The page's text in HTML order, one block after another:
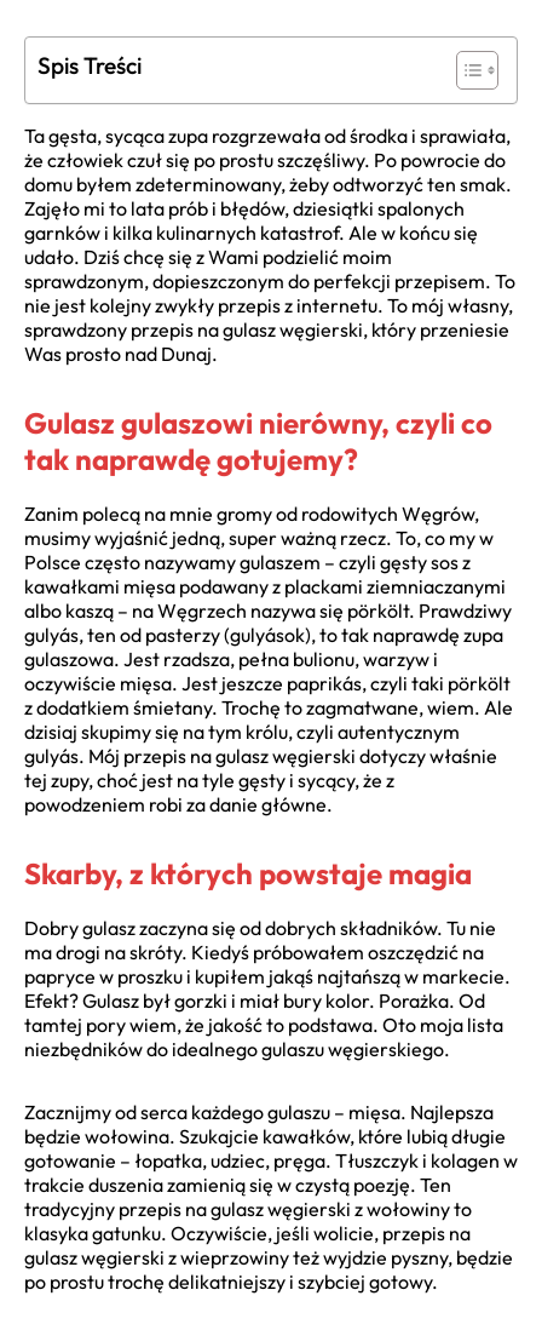
Spis Treści
Ta gęsta, sycąca zupa rozgrzewała od środka i sprawiała,
że człowiek czuł się po prostu szczęśliwy. Po powrocie do
domu byłem zdeterminowany, żeby odtworzyć ten smak.
Zajęło mi to lata prób i błędów, dziesiątki spalonych
garnków i kilka kulinarnych katastrof. Ale w końcu się
udało. Dziś chcę się z Wami podzielić moim
sprawdzonym, dopieszczonym do perfekcji przepisem. To
nie jest kolejny zwykły przepis z internetu. To mój własny,
sprawdzony przepis na gulasz węgierski, który przeniesie
Was prosto nad Dunaj.
Gulasz gulaszowi nierówny, czyli co
tak naprawdę gotujemy?
Zanim polecą na mnie gromy od rodowitych Węgrów,
musimy wyjaśnić jedną, super ważną rzecz. To, co my w
Polsce często nazywamy gulaszem – czyli gęsty sos z
kawałkami mięsa podawany z plackami ziemniaczanymi
albo kaszą – na Węgrzech nazywa się pörkölt. Prawdziwy
gulyás, ten od pasterzy (gulyások), to tak naprawdę zupa
gulaszowa. Jest rzadsza, pełna bulionu, warzyw i
oczywiście mięsa. Jest jeszcze paprikás, czyli taki pörkölt
z dodatkiem śmietany. Trochę to zagmatwane, wiem. Ale
dzisiaj skupimy się na tym królu, czyli autentycznym
gulyás. Mój przepis na gulasz węgierski dotyczy właśnie
tej zupy, choć jest na tyle gęsty i sycący, że z
powodzeniem robi za danie główne.
Skarby, z których powstaje magia
Dobry gulasz zaczyna się od dobrych składników. Tu nie
ma drogi na skróty. Kiedyś próbowałem oszczędzić na
papryce w proszku i kupiłem jakąś najtańszą w markecie.
Efekt? Gulasz był gorzki i miał bury kolor. Porażka. Od
tamtej pory wiem, że jakość to podstawa. Oto moja lista
niezbędników do idealnego gulaszu węgierskiego.
Zacznijmy od serca każdego gulaszu – mięsa. Najlepsza
będzie wołowina. Szukajcie kawałków, które lubią długie
gotowanie – łopatka, udziec, pręga. Tłuszczyk i kolagen w
trakcie duszenia zamienią się w czystą poezję. Ten
tradycyjny przepis na gulasz węgierski z wołowiny to
klasyka gatunku. Oczywiście, jeśli wolicie, przepis na
gulasz węgierski z wieprzowiny też wyjdzie pyszny, będzie
po prostu trochę delikatniejszy i szybciej gotowy.